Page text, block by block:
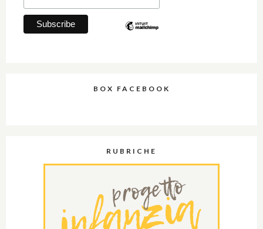
BOX FACEBOOK
RUBRICHE